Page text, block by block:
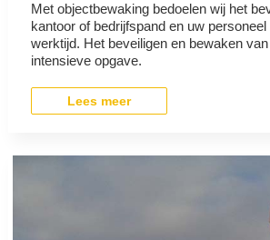
Met objectbewaking bedoelen wij het
kantoor of bedrijfspand en uw
werktijd. Het beveiligen en bewaken
intensieve opgave.
Lees meer